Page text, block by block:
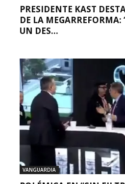
PRESIDENTE KAST
DE LA
UN DES...
VANGUARDIA